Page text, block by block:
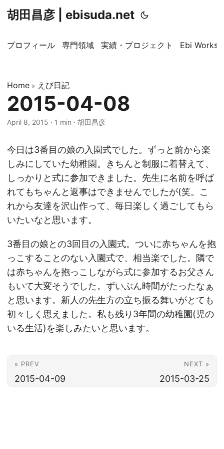
胡田昌彦 | ebisuda.net
プロフィール 専門領域 実績・プロジェクト Ebi
Home » えび日記
2015-04-08
April 8, 2015 · 1 min · 胡田昌彦
今日は3番目の娘の入園式でした。ずっと前から楽
しみにしていた幼稚園。きちんと制服に着替えて、
しっかりと式に参加できました。先生に名前を呼ば
れてもちゃんと返事はできませんでしたが(笑。こ
れから友達を沢山作って、毎日楽しく過ごしてもら
いたいなと思います。
3番目の娘との3回目の入園式。ついに赤ちゃんを抱
っこすることのない入園式で、相当楽でした。隣で
は赤ちゃんを抱っこしながら式に参加するお父さん
もいて大変そうでした。ずいぶん時間がたったなぁ
と思います。新人の先生方の立ち振る舞いがとても
初々しく思えました。私も残り3年間の幼稚園(児の
いる生活)を楽しみたいと思います。
« PREV
2015-04-09
NEXT »
2015-03-25